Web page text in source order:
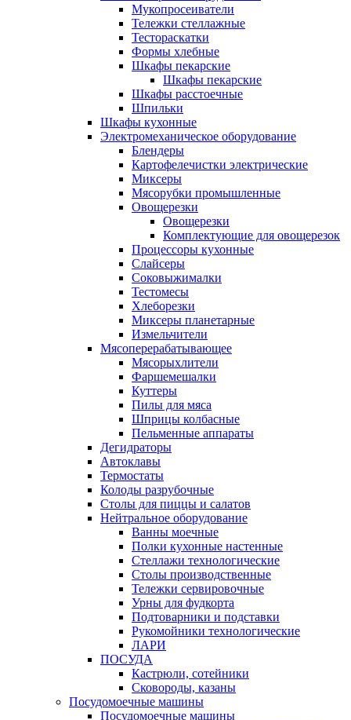
Мукопросеиватели
Тележки стеллажные
Тестораскатки
Формы хлебные
Шкафы пекарские
Шкафы пекарские
Шкафы расстоечные
Шпильки
Шкафы кухонные
Электромеханическое оборудование
Блендеры
Картофелечистки электрические
Миксеры
Мясорубки промышленные
Овощерезки
Овощерезки
Комплектующие для овощерезок
Процессоры кухонные
Слайсеры
Соковыжималки
Тестомесы
Хлеборезки
Миксеры планетарные
Измельчители
Мясоперерабатывающее
Мясорыхлители
Фаршемешалки
Куттеры
Пилы для мяса
Шприцы колбасные
Пельменные аппараты
Дегидраторы
Автоклавы
Термостаты
Колоды разрубочные
Столы для пиццы и салатов
Нейтральное оборудование
Ванны моечные
Полки кухонные настенные
Стеллажи технологические
Столы производственные
Тележки сервировочные
Урны для фудкорта
Подтоварники и подставки
Рукомойники технологические
ЛАРИ
ПОСУДА
Кастрюли, сотейники
Сковороды, казаны
Посудомоечные машины
Посудомоечные машины